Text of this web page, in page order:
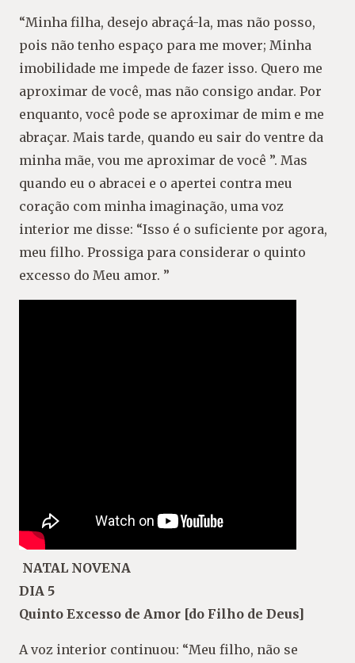
“Minha filha, desejo abraçá-la, mas não posso,
pois não tenho espaço para me mover; Minha
imobilidade me impede de fazer isso. Quero me
aproximar de você, mas não consigo andar. Por
enquanto, você pode se aproximar de mim e me
abraçar. Mais tarde, quando eu sair do ventre da
minha mãe, vou me aproximar de você ”. Mas
quando eu o abracei e o apertei contra meu
coração com minha imaginação, uma voz
interior me disse: “Isso é o suficiente por agora,
meu filho. Prossiga para considerar o quinto
excesso do Meu amor. ”
NATAL NOVENA
DIA 5
Quinto Excesso de Amor [do Filho de Deus]
A voz interior continuou: “Meu filho, não se